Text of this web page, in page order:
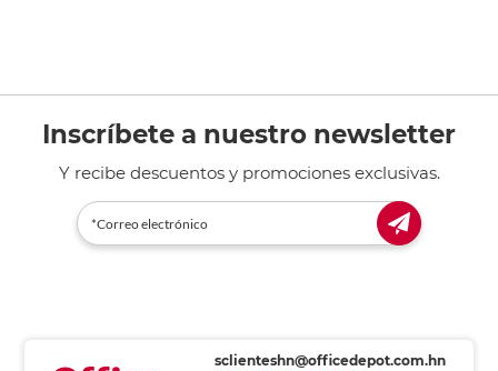
Inscríbete a nuestro newsletter
Y recibe descuentos y promociones exclusivas.
sclienteshn@officedepot.com.hn